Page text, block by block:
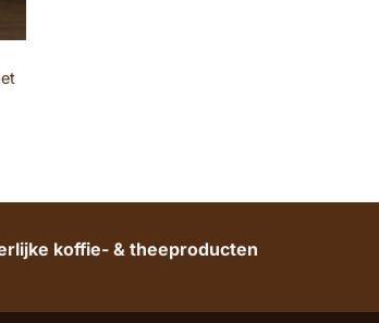
koffie- & theeproducten